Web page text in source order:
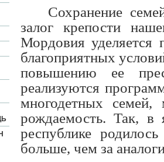
Сохранение
залог крепости
Мордовия уделяется
благоприятных
повышению ее
реализуются
многодетных семей,
рождаемость. Так, в
республике
больше, чем за